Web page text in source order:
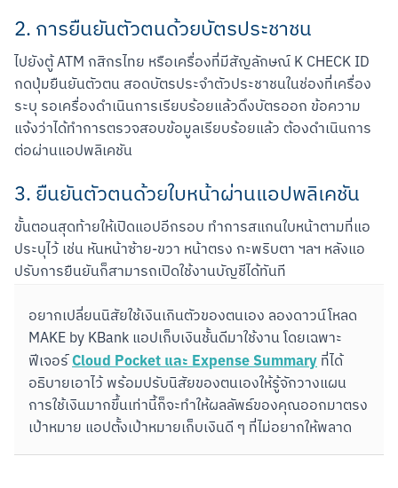
2. การยืนยันตัวตนด้วยบัตรประชาชน
ไปยังตู้ ATM กสิกรไทย หรือเครื่องที่มีสัญลักษณ์ K CHECK ID
กดปุ่มยืนยันตัวตน สอดบัตรประจำตัวประชาชนในช่องที่เครื่อง
ระบุ รอเครื่องดำเนินการเรียบร้อยแล้วดึงบัตรออก ข้อความ
แจ้งว่าได้ทำการตรวจสอบข้อมูลเรียบร้อยแล้ว ต้องดำเนินการ
ต่อผ่านแอปพลิเคชัน
3. ยืนยันตัวตนด้วยใบหน้าผ่านแอปพลิเคชัน
ขั้นตอนสุดท้ายให้เปิดแอปอีกรอบ ทำการสแกนใบหน้าตามที่แอ
ประบุไว้ เช่น หันหน้าซ้าย-ขวา หน้าตรง กะพริบตา ฯลฯ หลังแอ
ปรับการยืนยันก็สามารถเปิดใช้งานบัญชีได้ทันที
อยากเปลี่ยนนิสัยใช้เงินเกินตัวของตนเอง ลองดาวน์โหลด
MAKE by KBank แอปเก็บเงินชั้นดีมาใช้งาน โดยเฉพาะ
ฟีเจอร์ Cloud Pocket และ Expense Summary ที่ได้
อธิบายเอาไว้ พร้อมปรับนิสัยของตนเองให้รู้จักวางแผน
การใช้เงินมากขึ้นเท่านี้ก็จะทำให้ผลลัพธ์ของคุณออกมาตรง
เป้าหมาย แอปตั้งเป้าหมายเก็บเงินดี ๆ ที่ไม่อยากให้พลาด